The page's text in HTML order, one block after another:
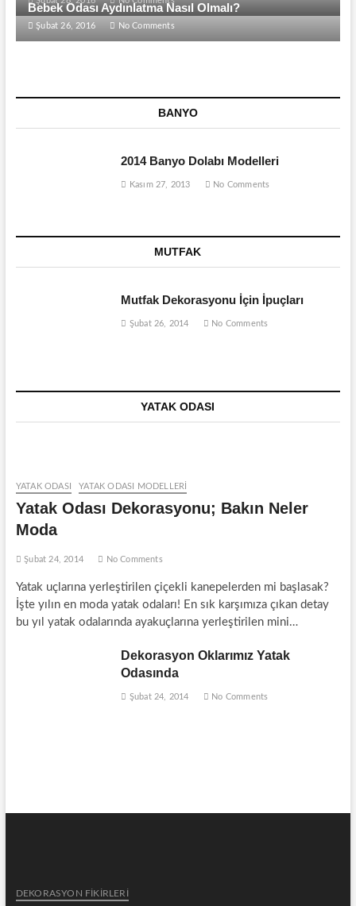
Bebek Odası Aydınlatma Nasıl Olmalı?
Şubat 26, 2016 No Comments
BANYO
2014 Banyo Dolabı Modelleri
Kasım 27, 2013 No Comments
MUTFAK
Mutfak Dekorasyonu İçin İpuçları
Şubat 26, 2014 No Comments
YATAK ODASI
YATAK ODASI YATAK ODASI MODELLERI
Yatak Odası Dekorasyonu; Bakın Neler
Moda
Şubat 24, 2014 No Comments
Yatak uçlarına yerleştirilen çiçekli kanepelerden mi başlasak?
İşte yılın en moda yatak odaları! En sık karşımıza çıkan detay
bu yıl yatak odalarında ayakuçlarına yerleştirilen mini…
Dekorasyon Oklarımız Yatak
Odasında
Şubat 24, 2014 No Comments
DEKORASYON FİKİRLERİ